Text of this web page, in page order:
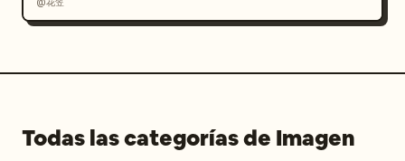
Todas las categorías de Imagen